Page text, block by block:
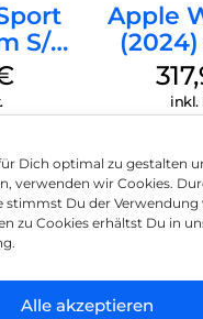
Dich optimal zu gestalten
verwenden wir Cookies.
stimmst Du der Verwendung
zu Cookies erhältst Du in
Alle akzeptieren
S/M
Apple
GPS
inkl.